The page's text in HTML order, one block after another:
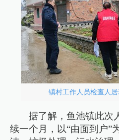
镇村工作人员检查人
据了解，鱼池镇此次
续一个月，以“由面到户”